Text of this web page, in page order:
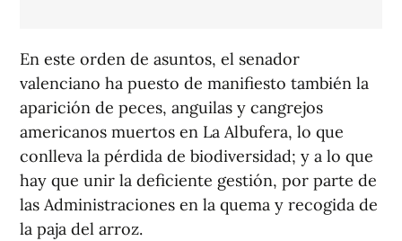
En este orden de asuntos, el senador
valenciano ha puesto de manifiesto también la
aparición de peces, anguilas y cangrejos
americanos muertos en La Albufera, lo que
conlleva la pérdida de biodiversidad; y a lo que
hay que unir la deficiente gestión, por parte de
las Administraciones en la quema y recogida de
la paja del arroz.